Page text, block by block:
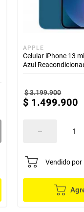
APPLE
Celular iPhone 13
Azul
$3.199.900
$ 1.499.900
Vendido por